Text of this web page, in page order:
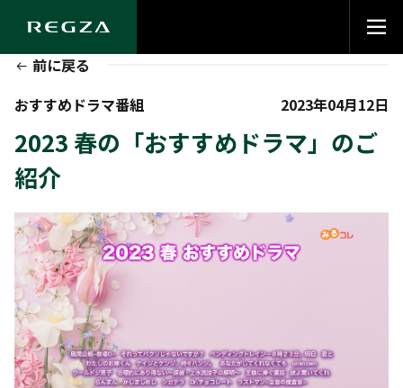
前に戻る
おすすめドラマ番組
2023年04月12日
2023 春の「おすすめドラマ」のご
紹介